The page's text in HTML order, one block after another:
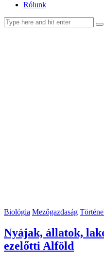
Rólunk
Biológia Mezőgazdaság
Nyájak, állatok,
ezelőtti Alföld